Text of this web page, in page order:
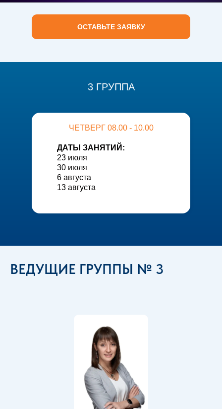
ОСТАВЬТЕ ЗАЯВКУ
3 ГРУППА
ДАТЫ ЗАНЯТИЙ:
23 июля
30 июля
6 августа
13 августа
ЧЕТВЕРГ 08.00 - 10.00
ВЕДУЩИЕ ГРУППЫ № 3